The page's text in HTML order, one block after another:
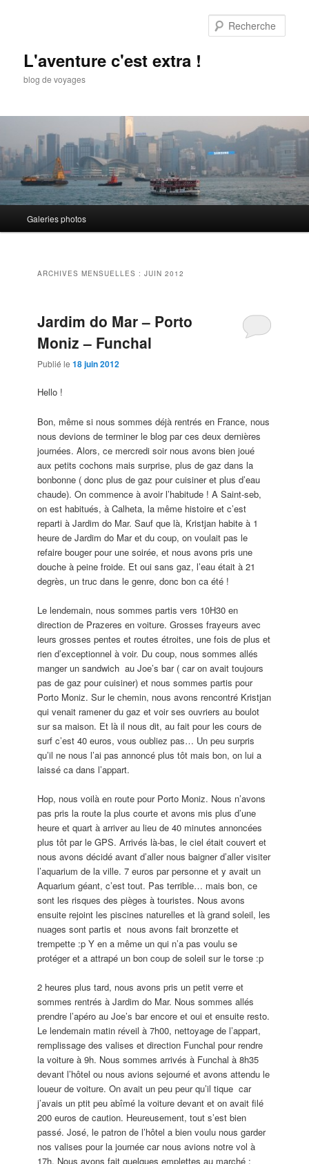
L'aventure c'est extra !
blog de voyages
principal
Galeries photos
ARCHIVES MENSUELLES :JUIN 2012
Jardim do Mar – Porto
Moniz – Funchal
Publié le18 juin 2012
Hello !
Bon, même si nous sommes déjà rentrés en France, nous
nous devions de terminer le blog par ces deux dernières
journées. Alors, ce mercredi soir nous avons bien joué
aux petits cochons mais surprise, plus de gaz dans la
bonbonne ( donc plus de gaz pour cuisiner et plus d’eau
chaude). On commence à avoir l’habitude ! A Saint-seb,
on est habitués, à Calheta, la même histoire et c’est
reparti à Jardim do Mar. Sauf que là, Kristjan habite à 1
heure de Jardim do Mar et du coup, on voulait pas le
refaire bouger pour une soirée, et nous avons pris une
douche à peine froide. Et oui sans gaz, l’eau était à 21
degrès, un truc dans le genre, donc bon ca été !
Le lendemain, nous sommes partis vers 10H30 en
direction de Prazeres en voiture. Grosses frayeurs avec
leurs grosses pentes et routes étroites, une fois de plus et
rien d’exceptionnel à voir. Du coup, nous sommes allés
manger un sandwich au Joe’s bar ( car on avait toujours
pas de gaz pour cuisiner) et nous sommes partis pour
Porto Moniz. Sur le chemin, nous avons rencontré Kristjan
qui venait ramener du gaz et voir ses ouvriers au boulot
sur sa maison. Et là il nous dit, au fait pour les cours de
surf c’est 40 euros, vous oubliez pas… Un peu surpris
qu’il ne nous l’ai pas annoncé plus tôt mais bon, on lui a
laissé ca dans l’appart.
Hop, nous voilà en route pour Porto Moniz. Nous n’avons
pas pris la route la plus courte et avons mis plus d’une
heure et quart à arriver au lieu de 40 minutes annoncées
plus tôt par le GPS. Arrivés là-bas, le ciel était couvert et
nous avons décidé avant d’aller nous baigner d’aller visiter
l’aquarium de la ville. 7 euros par personne et y avait un
Aquarium géant, c’est tout. Pas terrible… mais bon, ce
sont les risques des pièges à touristes. Nous avons
ensuite rejoint les piscines naturelles et là grand soleil, les
nuages sont partis et nous avons fait bronzette et
trempette :p Y en a même un qui n’a pas voulu se
protéger et a attrapé un bon coup de soleil sur le torse :p
2 heures plus tard, nous avons pris un petit verre et
sommes rentrés à Jardim do Mar. Nous sommes allés
prendre l’apéro au Joe’s bar encore et oui et ensuite resto.
Le lendemain matin réveil à 7h00, nettoyage de l’appart,
remplissage des valises et direction Funchal pour rendre
la voiture à 9h. Nous sommes arrivés à Funchal à 8h35
devant l’hôtel ou nous avions sejourné et avons attendu le
loueur de voiture. On avait un peu peur qu’il tique car
j’avais un ptit peu abîmé la voiture devant et on avait filé
200 euros de caution. Heureusement, tout s’est bien
passé. José, le patron de l’hôtel a bien voulu nous garder
nos valises pour la journée car nous avions notre vol à
17h. Nous avons fait quelques emplettes au marché :